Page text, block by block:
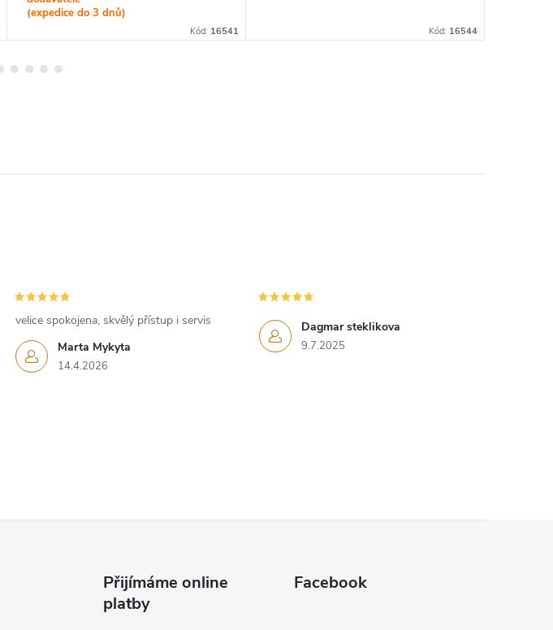
(expedice do 3 dnů)
Kód: 16541 Kód: 16544
Marta Mykyta
14.4.2026
velice spokojena, skvělý přístup i servis Dagmar steklikova
9.7.2025
Přijímáme online
platby
Facebook